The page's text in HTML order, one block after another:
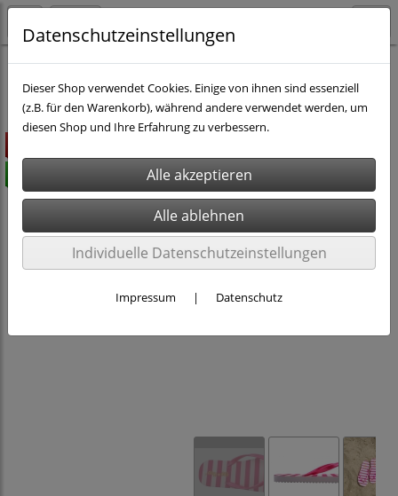
Markenartikel Bekleidung
Datenschutzeinstellungen
Dieser Shop verwendet Cookies. Einige von ihnen sind essenziell
(z.B. für den Warenkorb), während andere verwendet werden, um
diesen Shop und Ihre Erfahrung zu verbessern.
Individuelle Datenschutzeinstellungen
Impressum | Datenschutz